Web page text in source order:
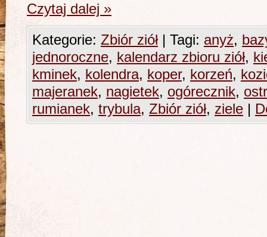
Czytaj dalej »
Kategorie: Zbiór ziół | Tagi: anyż,
jednoroczne, kalendarz zbioru ziół,
kminek, kolendra, koper, korzeń,
majeranek, nagietek, ogórecznik,
rumianek, trybula, Zbiór ziół, ziele |